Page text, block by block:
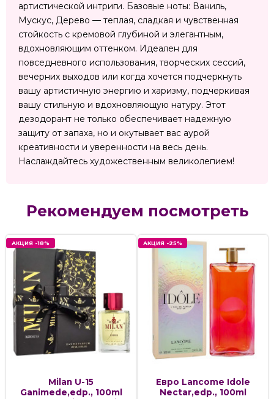
артистической интриги. Базовые ноты: Ваниль,
Мускус, Дерево — теплая, сладкая и чувственная
стойкость с кремовой глубиной и элегантным,
вдохновляющим оттенком. Идеален для
повседневного использования, творческих сессий,
вечерних выходов или когда хочется подчеркнуть
вашу артистичную энергию и харизму, подчеркивая
вашу стильную и вдохновляющую натуру. Этот
дезодорант не только обеспечивает надежную
защиту от запаха, но и окутывает вас аурой
креативности и уверенности на весь день.
Наслаждайтесь художественным великолепием!
Рекомендуем посмотреть
АКЦИЯ -18%
Milan U-15
Ganimede,edp., 100ml
АКЦИЯ -25%
Евро Lancome Idole
Nectar,edp., 100ml